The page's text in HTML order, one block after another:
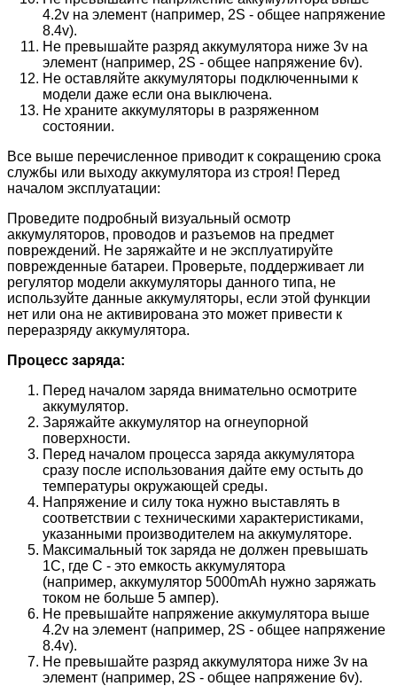
4.2v на элемент (например, 2S - общее напряжение
8.4v).
Не превышайте разряд аккумулятора ниже 3v на
элемент (например, 2S - общее напряжение 6v).
Не оставляйте аккумуляторы подключенными к
модели даже если она выключена.
Не храните аккумуляторы в разряженном
состоянии.
Все выше перечисленное приводит к сокращению срока
службы или выходу аккумулятора из строя! Перед
началом эксплуатации:
Проведите подробный визуальный осмотр
аккумуляторов, проводов и разъемов на предмет
повреждений. Не заряжайте и не эксплуатируйте
поврежденные батареи. Проверьте, поддерживает ли
регулятор модели аккумуляторы данного типа, не
используйте данные аккумуляторы, если этой функции
нет или она не активирована это может привести к
переразряду аккумулятора.
Процесс заряда:
Перед началом заряда внимательно осмотрите
аккумулятор.
Заряжайте аккумулятор на огнеупорной
поверхности.
Перед началом процесса заряда аккумулятора
сразу после использования дайте ему остыть до
температуры окружающей среды.
Напряжение и силу тока нужно выставлять в
соответствии с техническими характеристиками,
указанными производителем на аккумуляторе.
Максимальный ток заряда не должен превышать
1С, где С - это емкость аккумулятора
(например, аккумулятор 5000mAh нужно заряжать
током не больше 5 ампер).
Не превышайте напряжение аккумулятора выше
4.2v на элемент (например, 2S - общее напряжение
8.4v).
Не превышайте разряд аккумулятора ниже 3v на
элемент (например, 2S - общее напряжение 6v).